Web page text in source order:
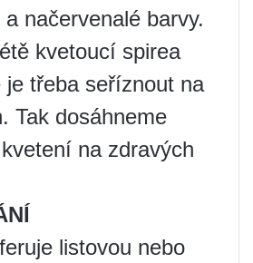
načervenalé barvy.
kvetoucí spirea
je třeba seříznout na
Tak dosáhneme
na zdravých
listovou nebo